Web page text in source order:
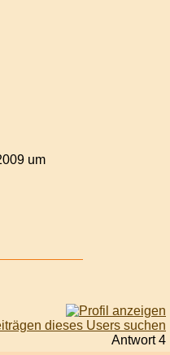
um
Antwort 4